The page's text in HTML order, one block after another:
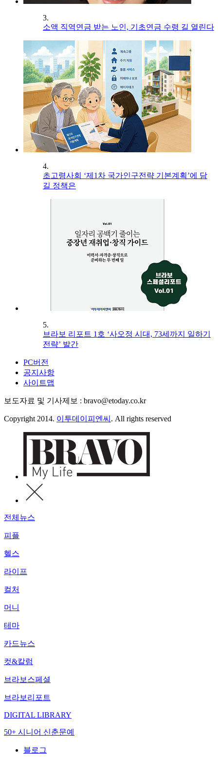
3.
소액 직역연금 받는 노인, 기초연금 수령 길 열린다
4.
초고령사회 ‘제1차 국가인구전략 기본계획’에 담
길 정책은
5.
브라보 리포트 1호 ‘사오정 시대, 73세까지 일하기
전략’ 발간
PC버전
공지사항
사이트맵
보도자료 및 기사제보 : bravo@etoday.co.kr
Copyright 2014. 이투데이피엔씨 . All rights reserved
전체뉴스
피플
헬스
라이프
컬처
머니
테마
카드뉴스
컷&칼럼
브라보스페셜
브라보리포트
DIGITAL LIBRARY
50+ 시니어 신춘문예
블로그